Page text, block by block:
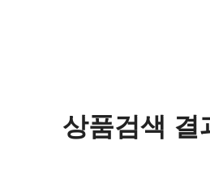
상품검색 결